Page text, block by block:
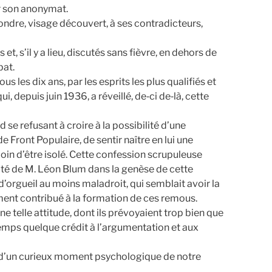
son anonymat.
visage découvert, à ses contradicteurs,
s’il y a lieu, discutés sans fièvre, en dehors de
les dix ans, par les esprits les plus qualifiés et
depuis juin 1936, a réveillé, de‑ci de‑là, cette
refusant à croire à la possibilité d’une
Front Populaire, de sentir naître en lui une
d’être isolé. Cette confession scrupuleuse
de M. Léon Blum dans la genèse de cette
au moins maladroit, qui semblait avoir la
contribué à la formation de ces remous.
telle attitude, dont ils prévoyaient trop bien que
quelque crédit à l’argumentation et aux
curieux moment psychologique de notre